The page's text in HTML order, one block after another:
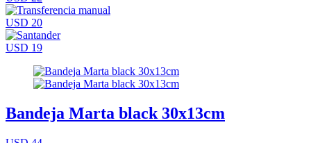
USD 20
USD 19
Bandeja Marta black 30x13cm